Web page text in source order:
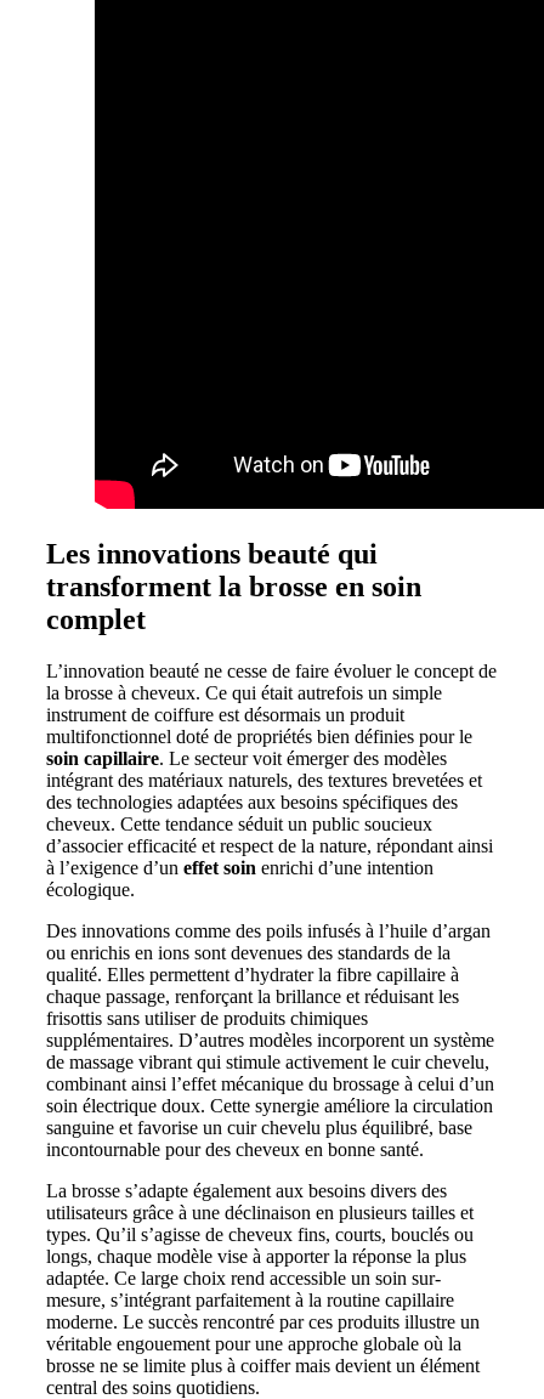
Les innovations beauté qui
transforment la brosse en soin
complet
L’innovation beauté ne cesse de faire évoluer le concept de
la brosse à cheveux. Ce qui était autrefois un simple
instrument de coiffure est désormais un produit
multifonctionnel doté de propriétés bien définies pour le
soin capillaire. Le secteur voit émerger des modèles
intégrant des matériaux naturels, des textures brevetées et
des technologies adaptées aux besoins spécifiques des
cheveux. Cette tendance séduit un public soucieux
d’associer efficacité et respect de la nature, répondant ainsi
à l’exigence d’un effet soin enrichi d’une intention
écologique.
Des innovations comme des poils infusés à l’huile d’argan
ou enrichis en ions sont devenues des standards de la
qualité. Elles permettent d’hydrater la fibre capillaire à
chaque passage, renforçant la brillance et réduisant les
frisottis sans utiliser de produits chimiques
supplémentaires. D’autres modèles incorporent un système
de massage vibrant qui stimule activement le cuir chevelu,
combinant ainsi l’effet mécanique du brossage à celui d’un
soin électrique doux. Cette synergie améliore la circulation
sanguine et favorise un cuir chevelu plus équilibré, base
incontournable pour des cheveux en bonne santé.
La brosse s’adapte également aux besoins divers des
utilisateurs grâce à une déclinaison en plusieurs tailles et
types. Qu’il s’agisse de cheveux fins, courts, bouclés ou
longs, chaque modèle vise à apporter la réponse la plus
adaptée. Ce large choix rend accessible un soin sur-
mesure, s’intégrant parfaitement à la routine capillaire
moderne. Le succès rencontré par ces produits illustre un
véritable engouement pour une approche globale où la
brosse ne se limite plus à coiffer mais devient un élément
central des soins quotidiens.